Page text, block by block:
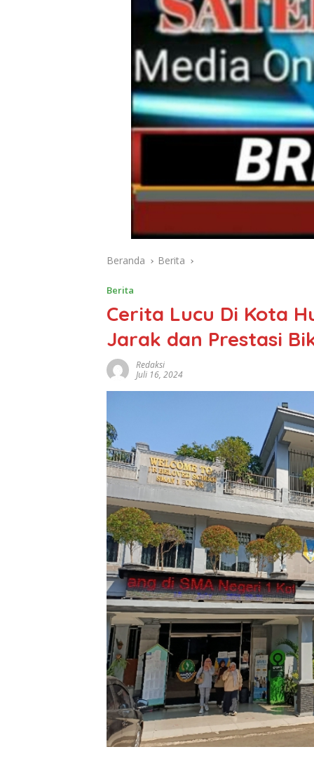
Beranda Berita
Berita
Cerita Lucu Di Kota
Jarak dan Prestasi
Redaksi
Juli 16, 2024